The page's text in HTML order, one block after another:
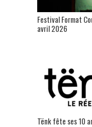
Festival Format
avril 2026
Tënk fête ses 10